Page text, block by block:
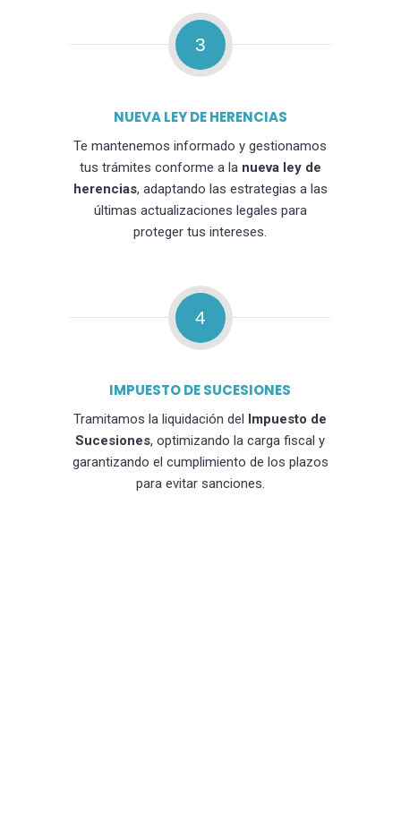
3
NUEVA LEY DE HERENCIAS
Te mantenemos informado y gestionamos
tus trámites conforme a la nueva ley de
herencias, adaptando las estrategias a las
últimas actualizaciones legales para
proteger tus intereses.
4
IMPUESTO DE SUCESIONES
Tramitamos la liquidación del Impuesto de
Sucesiones, optimizando la carga fiscal y
garantizando el cumplimiento de los plazos
para evitar sanciones.